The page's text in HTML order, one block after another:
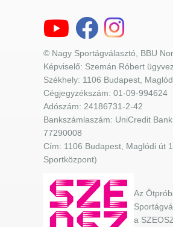
© Nagy Sportágválasztó, BBU
Képviselő: Szemán Róbert
Székhely: 1106 Budapest,
Cégjegyzékszám: 01-09-994624
Adószám: 24186731-2-42
Bankszámlaszám: UniCredit
77290008
Cím: 1106 Budapest, Maglódi út
Sportközpont)
Az
a